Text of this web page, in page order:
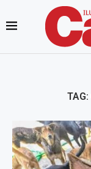
TAG: